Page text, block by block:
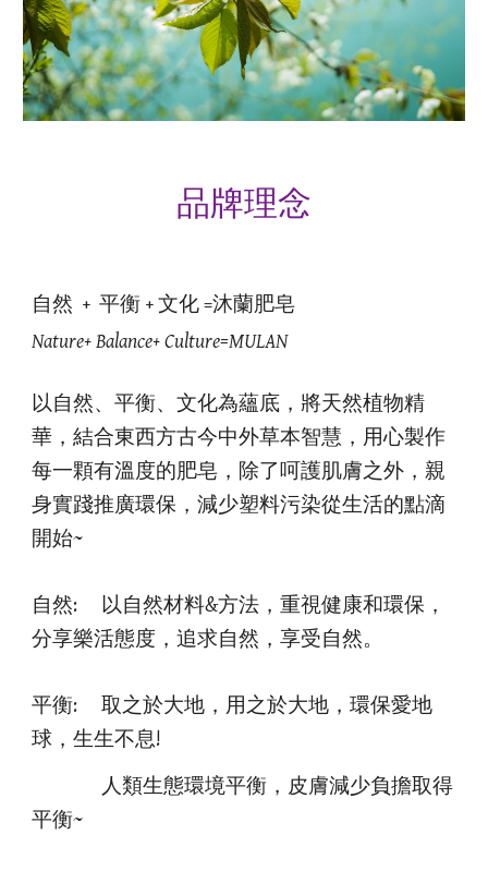
品牌理念
自然 + 平衡 + 文化 =沐蘭肥皂
Nature+ Balance+ Culture=MULAN
以自然、平衡、文化為蘊底，將天然植物精
華，結合東西方古今中外草本智慧，用心製作
每一顆有溫度的肥皂，除了呵護肌膚之外，親
身實踐推廣環保，減少塑料污染從生活的點滴
開始~
自然:
以自然材料&方法，重視健康和環保，
分享樂活態度，追求自然，享受自然。
平衡:
取之於大地，用之於大地，環保愛地
球，生生不息!
人類生態環境平衡，皮膚減少負擔取得
平衡~